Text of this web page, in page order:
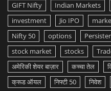
GIFT Nifty
Indian Markets
investment
Jio IPO
Nifty 50
options
stock market
stocks
अमेरिकी शेयर बाज़ार
कच्चा तेल
क्रूड ऑयल
निफ्टी 50 निवेश